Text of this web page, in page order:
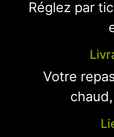
Réglez par
Votre